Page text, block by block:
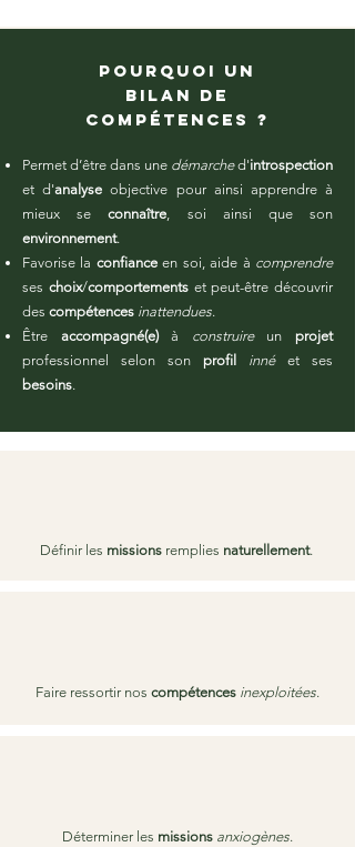
Pourquoi un
bilan de
compétences ?
Permet d’être dans une démarched'introspection
et d'analyse objective pour ainsi apprendre à
mieux seconnaître, soi ainsi que son
environnement.
Favorise la confianceen soi, aide à comprendre
ses choix/comportementset peut-être découvrir
des compétences inattendues.
Être accompagné(e)à construireunprojet
professionnel selon son profil innéet ses
besoins.
Définir les missionsremplies naturellement.
Faire ressortir nos compétences inexploitées.
Déterminer les missions anxiogènes.